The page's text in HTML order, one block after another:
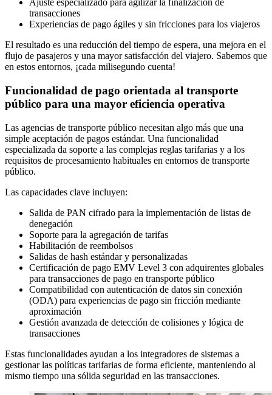
Ajuste especializado para agilizar la finalización de
transacciones
Experiencias de pago ágiles y sin fricciones para los viajeros
El resultado es una reducción del tiempo de espera, una mejora en el
flujo de pasajeros y una mayor satisfacción del viajero. Sabemos que
en estos entornos, ¡cada milisegundo cuenta!
Funcionalidad de pago orientada al transporte
público para una mayor eficiencia operativa
Las agencias de transporte público necesitan algo más que una
simple aceptación de pagos estándar. Una funcionalidad
especializada da soporte a las complejas reglas tarifarias y a los
requisitos de procesamiento habituales en entornos de transporte
público.
Las capacidades clave incluyen:
Salida de PAN cifrado para la implementación de listas de
denegación
Soporte para la agregación de tarifas
Habilitación de reembolsos
Salidas de hash estándar y personalizadas
Certificación de pago EMV Level 3 con adquirentes globales
para transacciones de pago en transporte público
Compatibilidad con autenticación de datos sin conexión
(ODA) para experiencias de pago sin fricción mediante
aproximación
Gestión avanzada de detección de colisiones y lógica de
transacciones
Estas funcionalidades ayudan a los integradores de sistemas a
gestionar las políticas tarifarias de forma eficiente, manteniendo al
mismo tiempo una sólida seguridad en las transacciones.